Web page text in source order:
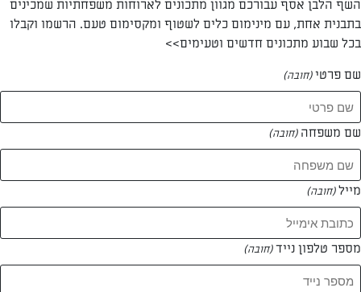
—
המתכונים של אלינור זפרן
0 מתכונים
המאמרים של אלינור זפרן
0 מאמרים
השף הלבן אסף עבורכם מגוון מתכונים לארוחות משפחתיות שמכינים
בתבנית אחת, עם מינימום כלים לשטוף ומקסימום טעם. הרשמו וקבלו
בכל שבוע מתכונים חדשים וטעימים>>
שם פרטי(חובה)
שם משפחה (חובה)
מייל(חובה)
מספר טלפון נייד(חובה)